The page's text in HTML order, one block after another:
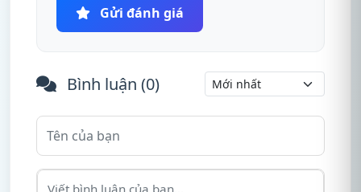
Gửi đánh giá
Bình luận (0)